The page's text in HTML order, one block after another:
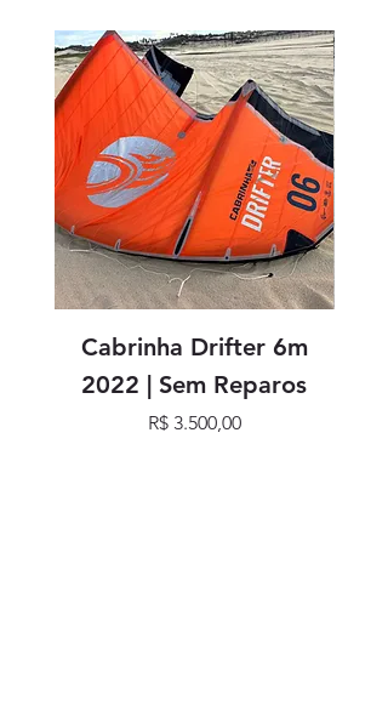
Cabrinha Drifter 6m
2022 | Sem Reparos
Preço
R$ 3.500,00